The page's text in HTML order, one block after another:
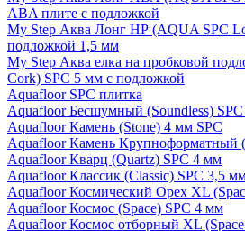
ABA плите с подложкой
My Step Аква Лонг НР (AQUA SPC
подложкой 1,5 мм
My Step Аква елка на пробковой
Cork) SPC 5 мм с подложкой
Aquafloor SPC плитка
Aquafloor Бесшумный (Soundless)
Aquafloor Камень (Stone) 4 мм SPC
Aquafloor Камень Крупноформатный
Aquafloor Кварц (Quartz) SPC 4 мм
Aquafloor Классик (Classic) SPC 3,5
Aquafloor Космический Орех XL
Aquafloor Космос (Space) SPC 4 мм
Aquafloor Космос отборный XL